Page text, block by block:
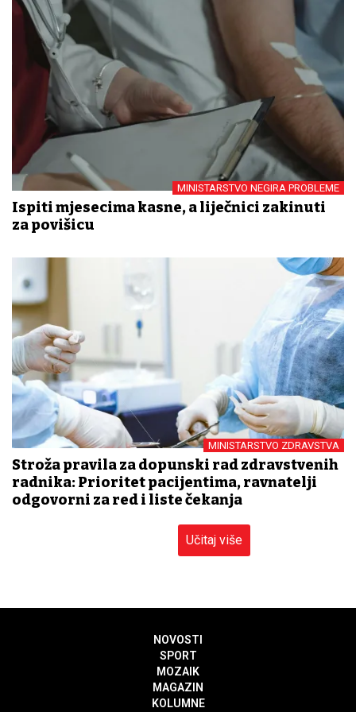
MINISTARSTVO NEGIRA PROBLEME
Ispiti mjesecima kasne, a liječnici zakinuti
za povišicu
MINISTARSTVO ZDRAVSTVA
Stroža pravila za dopunski rad zdravstvenih
radnika: Prioritet pacijentima, ravnatelji
odgovorni za red i liste čekanja
Učitaj više
NOVOSTI
SPORT
MOZAIK
MAGAZIN
KOLUMNE